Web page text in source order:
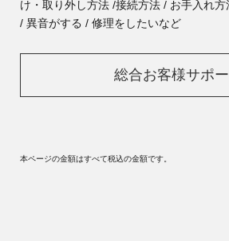
け・取り外し方法 /接続方法 / お手入れ
/ 異音がする / 修理をしたいなど
総合お客様サポー
本ページの金額はすべて税込の金額です。